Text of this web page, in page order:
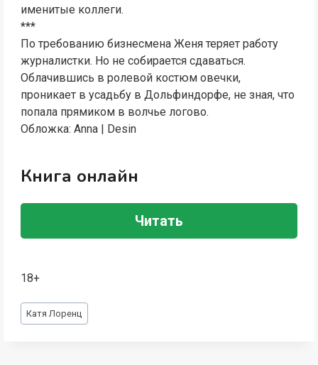
именитые коллеги.
***
По требованию бизнесмена Женя теряет работу
журналистки. Но не собирается сдаваться.
Облачившись в ролевой костюм овечки,
проникает в усадьбу в Дольфиндорфе, не зная, что
попала прямиком в волчье логово.
Обложка: Anna | Desin
Книга онлайн
Читать
18+
Метки
записи:
Катя Лоренц